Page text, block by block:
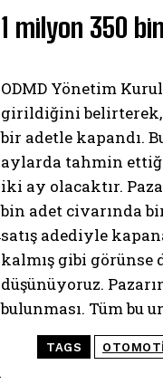
1 milyon 350
ODMD Yönetim
girildiğini belirterek,
bir adetle kapandı.
aylarda tahmin
iki ay olacaktır.
bin adet civarında
satış adediyle
kalmış gibi
düşünüyoruz.
bulunması. Tüm bu
TAGS